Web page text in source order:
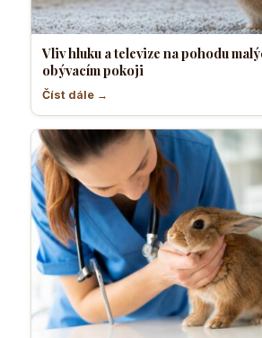
Vliv hluku a televize na pohodu
obývacím pokoji
Číst dále →